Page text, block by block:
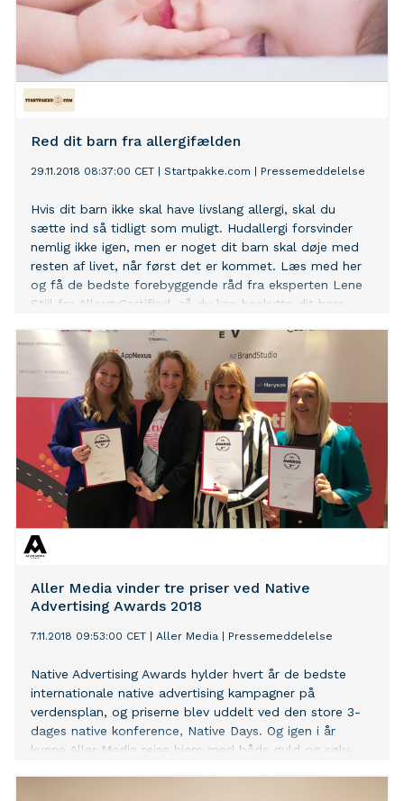
Red dit barn fra allergifælden
29.11.2018 08:37:00 CET Startpakke.com Pressemeddelelse
Hvis dit barn ikke skal have livslang allergi, skal du
sætte ind så tidligt som muligt. Hudallergi forsvinder
nemlig ikke igen, men er noget dit barn skal døje med
resten af livet, når først det er kommet. Læs med her
og få de bedste forebyggende råd fra eksperten Lene
Stiil fra AllergyCertified, så du kan beskytte dit barn.
Aller Media vinder tre priser ved Native
Advertising Awards 2018
7.11.2018 09:53:00 CET Aller Media Pressemeddelelse
Native Advertising Awards hylder hvert år de bedste
internationale native advertising kampagner på
verdensplan, og priserne blev uddelt ved den store 3-
dages native konference, Native Days. Og igen i år
kunne Aller Media rejse hjem med både guld og sølv-